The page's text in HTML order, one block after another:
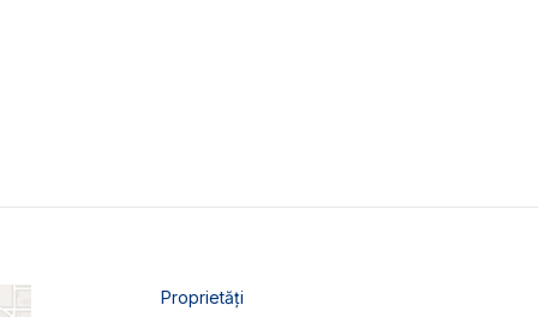
Proprietăți